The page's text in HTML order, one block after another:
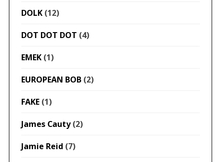
DOLK(12)
DOT DOT DOT (4)
EMEK(1)
EUROPEAN BOB(2)
FAKE(1)
James Cauty(2)
Jamie Reid (7)